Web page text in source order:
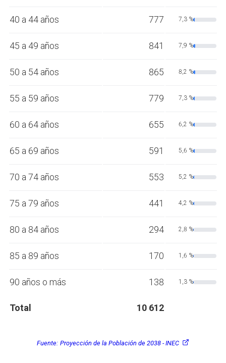
40 a 44 años 777 7,3 %
45 a 49 años 841 7,9 %
50 a 54 años 865 8,2 %
55 a 59 años 779 7,3 %
60 a 64 años 655 6,2 %
65 a 69 años 591 5,6 %
70 a 74 años 553 5,2 %
75 a 79 años 441 4,2 %
80 a 84 años 294 2,8 %
85 a 89 años 170 1,6 %
90 años o más 138 1,3 %
Total 10 612
Fuente: Proyección de la Población de 2038 - INEC